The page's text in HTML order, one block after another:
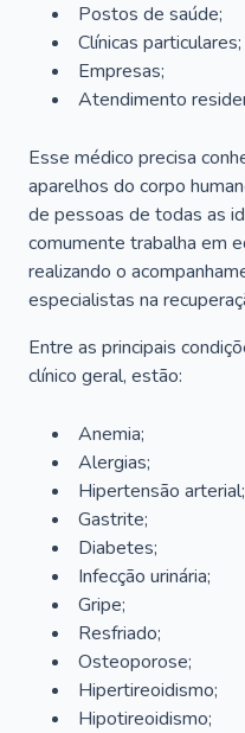
Postos de saúde;
Clínicas particulares;
Empresas;
Atendimento
Esse médico precisa
aparelhos do corpo
de pessoas de todas as
comumente trabalha em
realizando o
especialistas na
Entre as principais
clínico geral, estão:
Anemia;
Alergias;
Hipertensão arterial;
Gastrite;
Diabetes;
Infecção urinária;
Gripe;
Resfriado;
Osteoporose;
Hipertireoidismo;
Hipotireoidismo;